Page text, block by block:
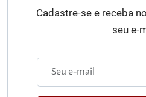
Cadastre-se e receba
seu e-